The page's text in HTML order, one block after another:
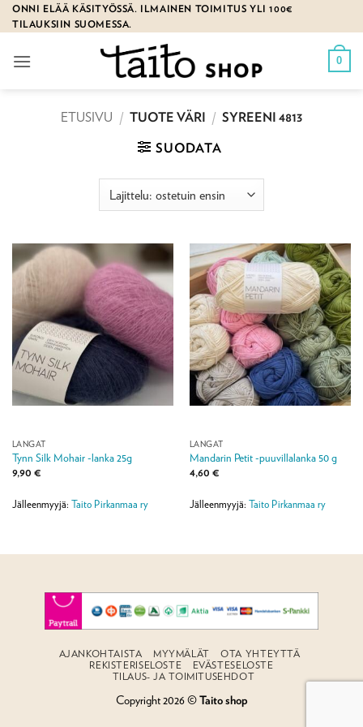
Skip
to
ONNI ELÄÄ KÄSITYÖSSÄ. ILMAINEN TOIMITUS YLI 100€
TILAUKSIIN SUOMESSA.
0
ETUSIVU / TUOTE VÄRI / SYREENI 4813
SUODATA
LANGAT
Tynn Silk Mohair -lanka 25g
9,90 €
Jälleenmyyjä: Taito Pirkanmaa ry
LANGAT
Mandarin Petit -puuvillalanka 50 g
4,60 €
Jälleenmyyjä: Taito Pirkanmaa ry
AJANKOHTAISTA MYYMÄLÄT
OTA YHTEYTTÄ
REKISTERISELOSTE
EVÄSTESELOSTE
TILAUS- JA TOIMITUSEHDOT
Copyright 2026 ©Taito shop